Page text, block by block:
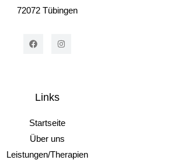
72072 Tübingen
Links
Startseite
Über uns
Leistungen/Therapien